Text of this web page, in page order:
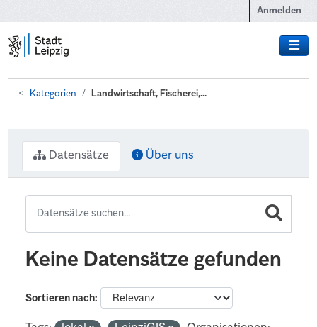
Anmelden
Kategorien Landwirtschaft, Fischerei,...
Datensätze Über uns
Keine Datensätze gefunden
Sortieren nach